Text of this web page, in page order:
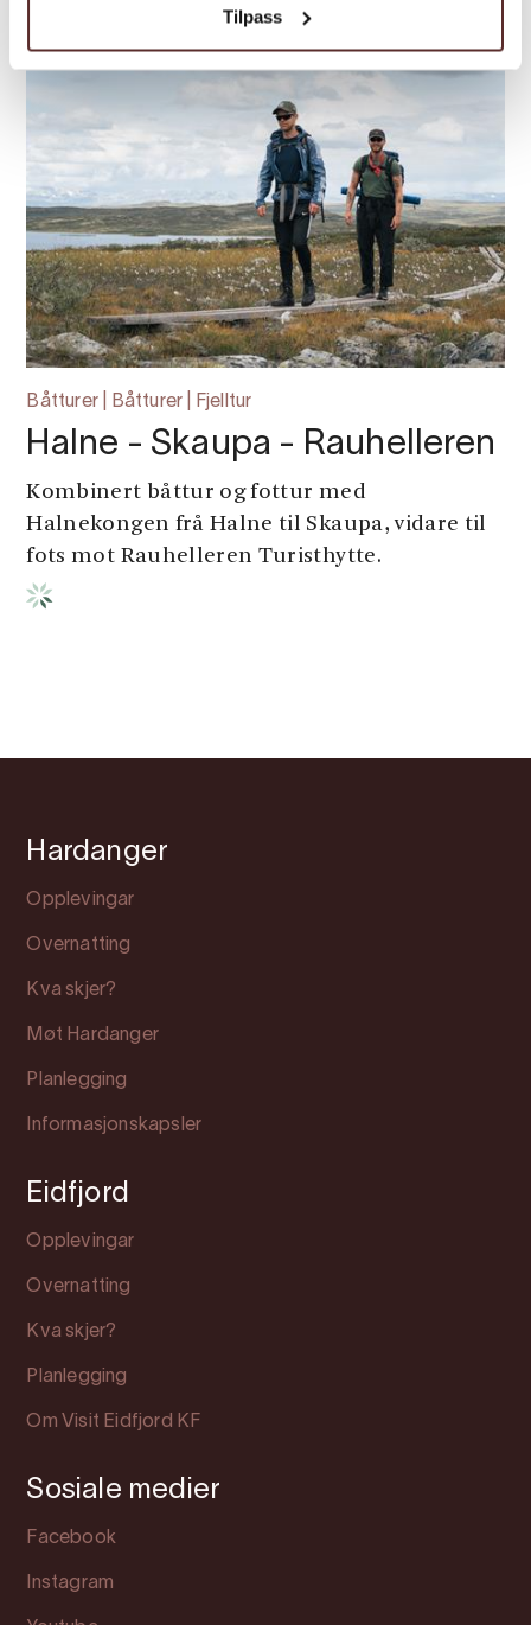
Tilpass
Båtturer | Båtturer | Fjelltur
Halne - Skaupa - Rauhelleren
Kombinert båttur og fottur med
Halnekongen frå Halne til Skaupa, vidare til
fots mot Rauhelleren Turisthytte.
Hardanger
Opplevingar
Overnatting
Kva skjer?
Møt Hardanger
Planlegging
Informasjonskapsler
Eidfjord
Opplevingar
Overnatting
Kva skjer?
Planlegging
Om Visit Eidfjord KF
Sosiale medier
Facebook
Instagram